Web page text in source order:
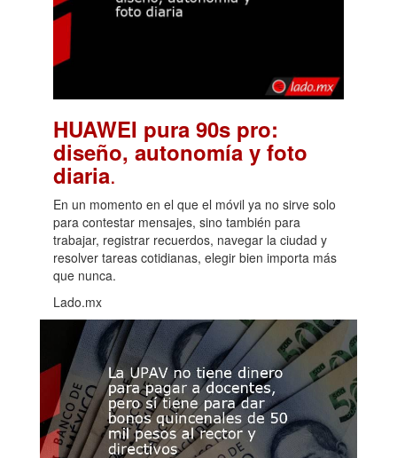
HUAWEI pura 90s pro:
diseño, autonomía y foto
diaria.
En un momento en el que el móvil ya no sirve solo
para contestar mensajes, sino también para
trabajar, registrar recuerdos, navegar la ciudad y
resolver tareas cotidianas, elegir bien importa más
que nunca.
Lado.mx